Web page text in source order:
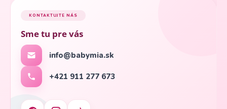
KONTAKTUJTE NÁS
Sme tu pre vás
info@babymia.sk
+421 911 277 673